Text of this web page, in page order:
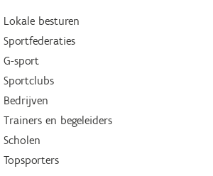
Lokale besturen
Sportfederaties
G-sport
Sportclubs
Bedrijven
Trainers en begeleiders
Scholen
Topsporters